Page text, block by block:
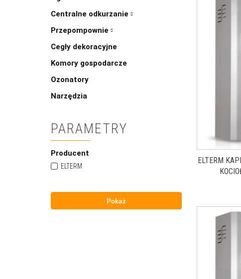
Centralne odkurzanie
Przepompownie
Cegły dekoracyjne
Komory gospodarcze
Ozonatory
Narzędzia
PARAMETRY
Producent
ELTERM
Pokaż
ELTERM